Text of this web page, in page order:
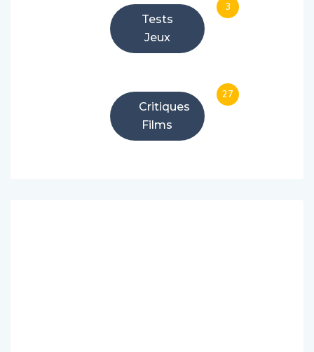
Tests
Jeux
3
Critiques
Films
27